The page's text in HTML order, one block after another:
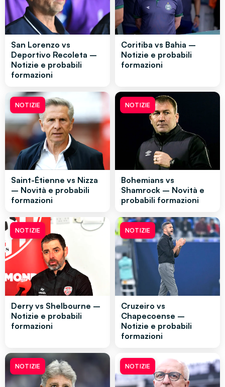
San Lorenzo vs
Deportivo Recoleta –
Notizie e probabili
formazioni
Coritiba vs Bahia –
Notizie e probabili
formazioni
NOTIZIE
Saint-Étienne vs Nizza
– Novità e probabili
formazioni
NOTIZIE
Bohemians vs
Shamrock – Novità e
probabili formazioni
NOTIZIE
Derry vs Shelbourne –
Notizie e probabili
formazioni
NOTIZIE
Cruzeiro vs
Chapecoense –
Notizie e probabili
formazioni
NOTIZIE NOTIZIE